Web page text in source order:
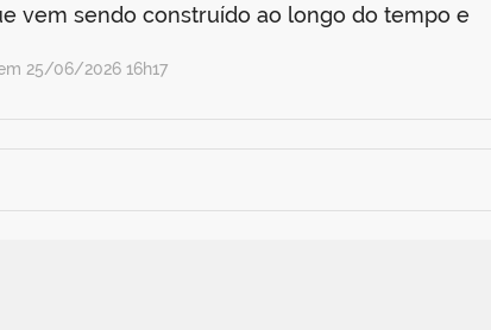
vem sendo construído ao longo do tempo e
25/06/2026 16h17